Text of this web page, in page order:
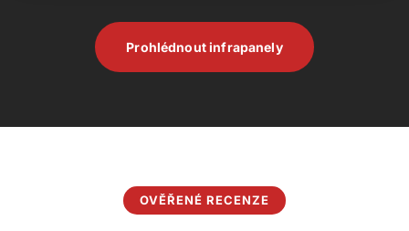
Prohlédnout infrapanely
OVĚŘENÉ RECENZE